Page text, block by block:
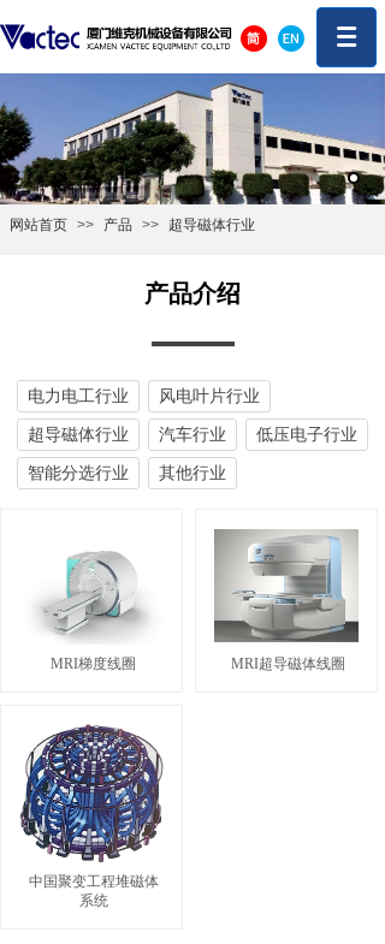
网站首页 >> 产品 >> 超导磁体行业
产品介绍
电力电工行业
风电叶片行业
超导磁体行业
汽车行业
低压电子行业
智能分选行业
其他行业
MRI梯度线圈 MRI超导磁体线圈
中国聚变工程堆磁体
系统